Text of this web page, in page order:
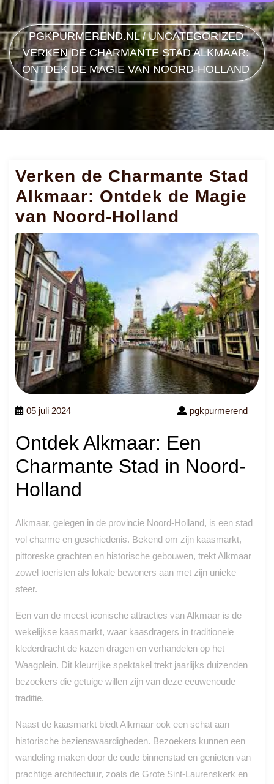
PGKPURMEREND.NL /UNCATEGORIZED
VERKEN DE CHARMANTE STAD ALKMAAR:
ONTDEK DE MAGIE VAN NOORD-HOLLAND
Verken de Charmante Stad
Alkmaar: Ontdek de Magie
van Noord-Holland
05 juli 2024 pgkpurmerend
Ontdek Alkmaar: Een
Charmante Stad in Noord-
Holland
Alkmaar, gelegen in de provincie Noord-Holland, is een stad
vol charme en geschiedenis. Bekend om zijn kaasmarkt,
pittoreske grachten en historische gebouwen, trekt Alkmaar
zowel toeristen als lokale bewoners aan met zijn unieke
sfeer.
Een van de meest iconische attracties van Alkmaar is de
wekelijkse kaasmarkt, waar kaasdragers in traditionele
klederdracht de kazen dragen en verhandelen op het
Waagplein. Dit kleurrijke spektakel trekt jaarlijks duizenden
bezoekers die getuige willen zijn van deze eeuwenoude
traditie.
Naast de kaasmarkt biedt Alkmaar ook een schat aan
historische bezienswaardigheden. Bezoekers kunnen een
wandeling maken door de oude binnenstad en genieten van
prachtige architectuur, zoals de Grote Sint-Laurenskerk en